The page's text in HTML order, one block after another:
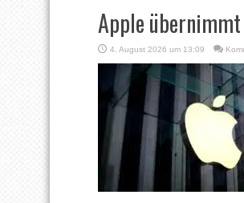
Apple
4. August 2026 um 13:09